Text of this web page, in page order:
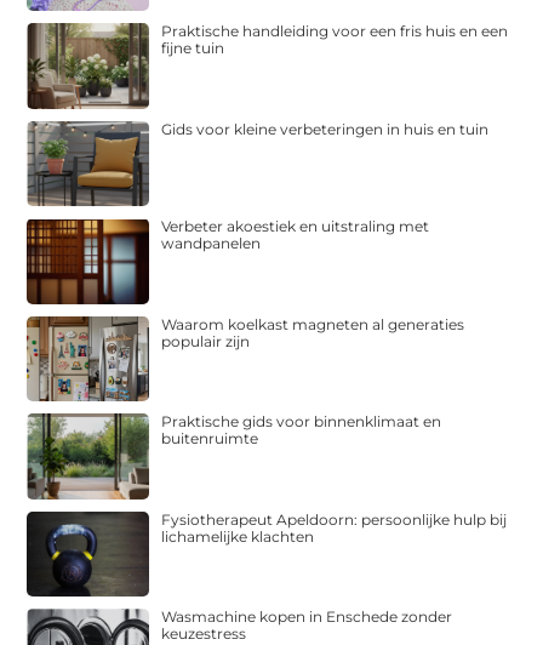
Praktische handleiding voor een fris huis en een
fijne tuin
Gids voor kleine verbeteringen in huis en tuin
Verbeter akoestiek en uitstraling met
wandpanelen
Waarom koelkast magneten al generaties
populair zijn
Praktische gids voor binnenklimaat en
buitenruimte
Fysiotherapeut Apeldoorn: persoonlijke hulp bij
lichamelijke klachten
Wasmachine kopen in Enschede zonder
keuzestress